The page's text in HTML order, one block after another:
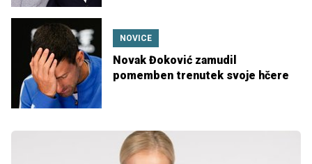
NOVICE
Novak Đoković zamudil
pomemben trenutek svoje hčere